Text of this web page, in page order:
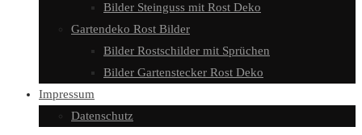
Bilder Steinguss mit Rost Deko
Gartendeko Rost Bilder
Bilder Rostschilder mit Sprüchen
Bilder Gartenstecker Rost Deko
Impressum
Datenschutz